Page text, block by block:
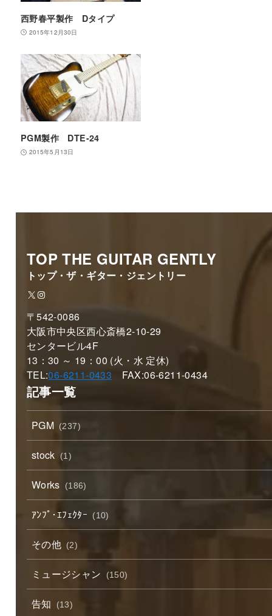
西野春平製作 Dタイプ
2015年12月30日
PGM製作 DTE-24
2015年5月13日
TOP THE GUITAR GENTLY
トップ・ザ・ギター・ジェントリー
X Instagram
〒542-0086
大阪市中央区西心斎橋2-10-29
センタービル4F
13：30 ～ 19：00 (火・水 定休)
TEL:06-6211-0433 FAX:06-6211-0434
記事一覧
PGM (237)
stock (1)
Works (186)
ｱﾝﾌﾟ･ｴﾌｪｸﾀｰ (10)
その他 (2)
ミュージシャン (150)
告知 (13)